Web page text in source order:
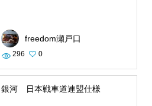
freedom瀬戸口
296 0
銀河 日本戦車道連盟仕様